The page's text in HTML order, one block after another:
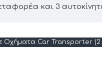
και 3
Οχήματα Car Transporter (2